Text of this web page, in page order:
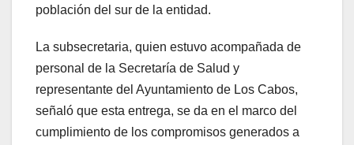
población del sur de la entidad.
La subsecretaria, quien estuvo acompañada de
personal de la Secretaría de Salud y
representante del Ayuntamiento de Los Cabos,
señaló que esta entrega, se da en el marco del
cumplimiento de los compromisos generados a